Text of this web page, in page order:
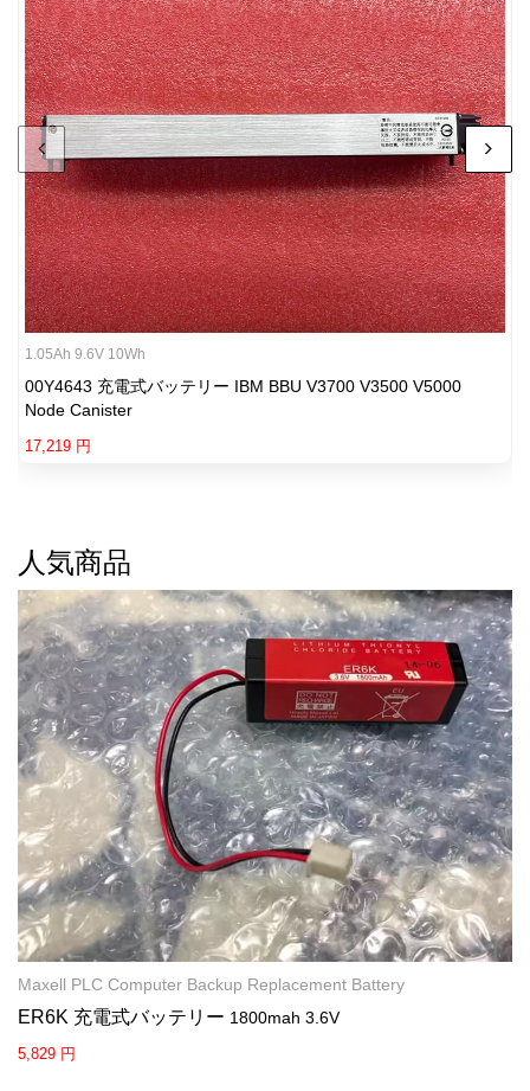
IBM 46C8872 バッテリー商品: 全ての新品IBM 46C8872
充電式バッテリーには1年間の無償保証期間が付属しま
す。
1.05Ah 9.6V 10Wh
00Y4643 充電式バッテリー IBM BBU V3700 V3500 V5000
Node Canister
17,219 円
人気商品
Maxell PLC Computer Backup Replacement Battery
ER6K 充電式バッテリー 1800mah 3.6V
5,829 円